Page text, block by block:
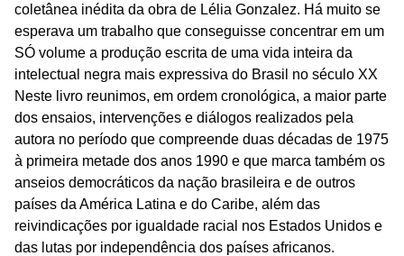
coletânea inédita da obra de Lélia Gonzalez. Há muito se
esperava um trabalho que conseguisse concentrar em um
SÓ volume a produção escrita de uma vida inteira da
intelectual negra mais expressiva do Brasil no século XX
Neste livro reunimos, em ordem cronológica, a maior parte
dos ensaios, intervenções e diálogos realizados pela
autora no período que compreende duas décadas de 1975
à primeira metade dos anos 1990 e que marca também os
anseios democráticos da nação brasileira e de outros
países da América Latina e do Caribe, além das
reivindicações por igualdade racial nos Estados Unidos e
das lutas por independência dos países africanos.